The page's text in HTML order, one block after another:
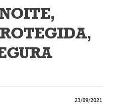
23/09/2021